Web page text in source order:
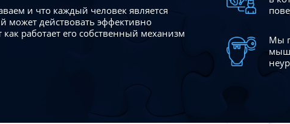
и что каждый человек является
может действовать эффективно
работает его собственный механизм
Мы